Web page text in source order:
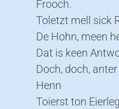
Frooch.
Toletzt mell sick
De Hohn, meen
Dat is keen
Doch, doch,
Henn
Toierst ton